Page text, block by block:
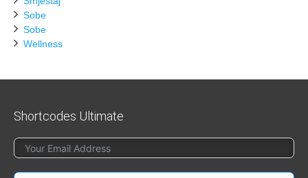
Sobe
Sobe
Wellness
Shortcodes Ultimate